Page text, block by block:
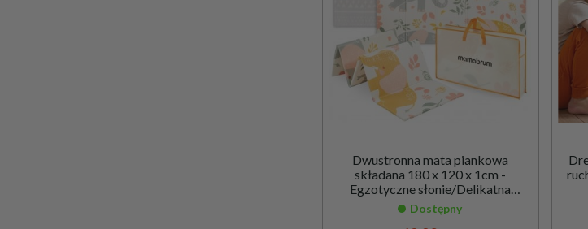
Dwustronna mata piankowa
składana 180 x 120 x 1cm -
Egzotyczne słonie/Delikatna
Szarość
Dostępny